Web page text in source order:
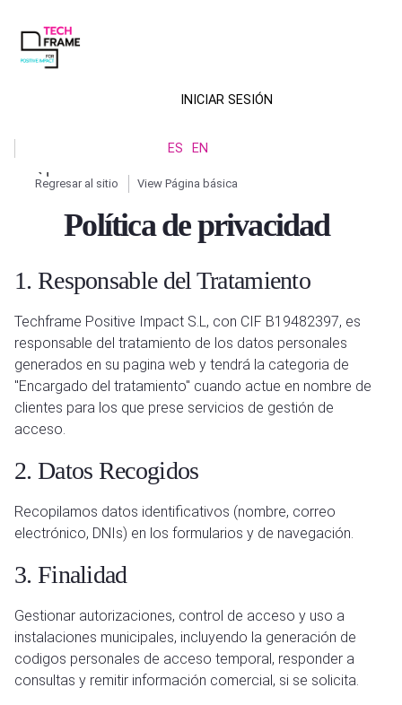
contenido
principal
de
cuenta
de
INICIAR SESIÓN
ES EN
navegación
Regresar al sitio View Página básica
Política de privacidad
1. Responsable del Tratamiento
Techframe Positive Impact S.L, con CIF B19482397, es
responsable del tratamiento de los datos personales
generados en su pagina web y tendrá la categoria de
"Encargado del tratamiento" cuando actue en nombre de
clientes para los que prese servicios de gestión de
acceso.
2. Datos Recogidos
Recopilamos datos identificativos (nombre, correo
electrónico, DNIs) en los formularios y de navegación.
3. Finalidad
Gestionar autorizaciones, control de acceso y uso a
instalaciones municipales, incluyendo la generación de
codigos personales de acceso temporal, responder a
consultas y remitir información comercial, si se solicita.